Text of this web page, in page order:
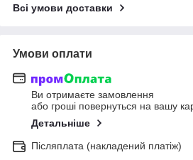
Всі умови доставки
Умови оплати
Ви отримаєте замовлення
або гроші повернуться на вашу
Детальніше
Післяплата (накладений платіж)